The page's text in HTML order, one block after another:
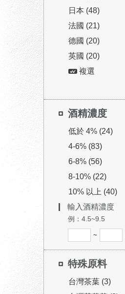
日本 (48)
法國 (21)
德國 (20)
英國 (20)
複選
酒精濃度
低於 4% (24)
4-6% (83)
6-8% (56)
8-10% (22)
10% 以上 (40)
輸入酒精濃度
例：4.5~9.5
~
特殊原料
台灣茶葉 (3)